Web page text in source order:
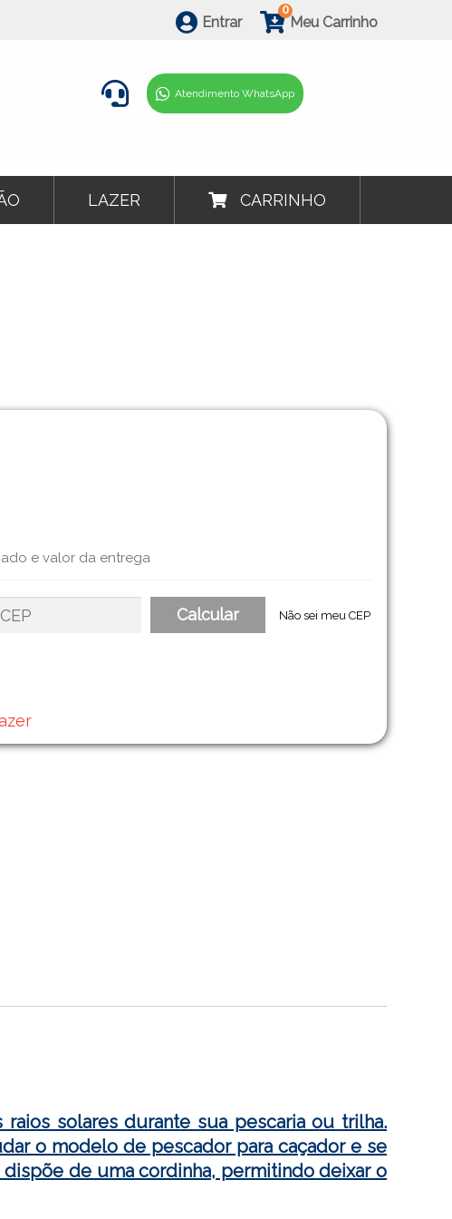
Entrar
0
Meu Carrinho
Atendimento WhatsApp
LAZER CARRINHO
e valor da entrega
Não sei meu CEP
solares durante sua pescaria ou trilha.
o modelo de pescador para caçador e se
de uma cordinha, permitindo deixar o